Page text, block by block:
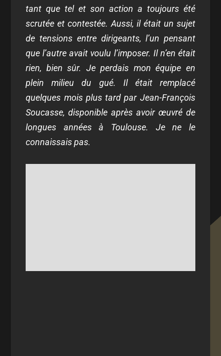
tant que tel et son action a toujours été
scrutée et contestée. Aussi, il était un sujet
de tensions entre dirigeants, l’un pensant
que l’autre avait voulu l’imposer. Il n’en était
rien, bien sûr. Je perdais mon équipe en
plein milieu du gué. Il était remplacé
quelques mois plus tard par Jean-François
Soucasse, disponible après avoir œuvré de
longues années à Toulouse. Je ne le
connaissais pas.